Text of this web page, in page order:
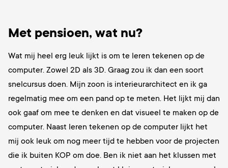
Met pensioen, wat nu?
Wat mij heel erg leuk lijkt is om te leren tekenen op de
computer. Zowel 2D als 3D. Graag zou ik dan een soort
snelcursus doen. Mijn zoon is interieurarchitect en ik ga
regelmatig mee om een pand op te meten. Het lijkt mij dan
ook gaaf om mee te denken en dat visueel te maken op de
computer. Naast leren tekenen op de computer lijkt het
mij ook leuk om nog meer tijd te hebben voor de projecten
die ik buiten KOP om doe. Ben ik niet aan het klussen met